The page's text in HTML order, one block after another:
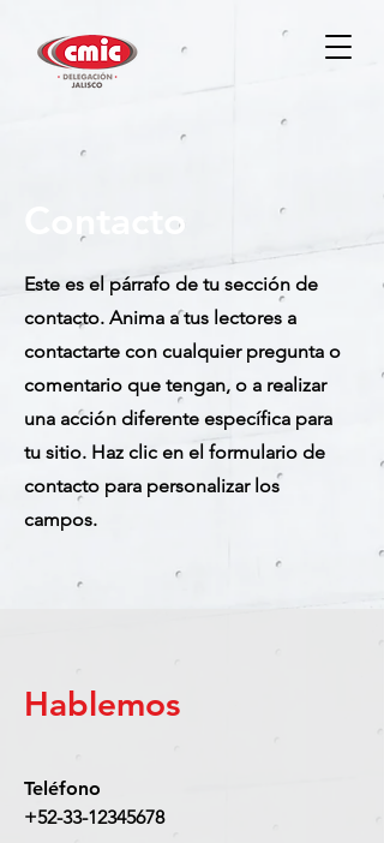
Contacto
Este es el párrafo de tu sección de
contacto. Anima a tus lectores a
contactarte con cualquier pregunta o
comentario que tengan, o a realizar
una acción diferente específica para
tu sitio. Haz clic en el formulario de
contacto para personalizar los
campos.
Hablemos
Teléfono
+52-33-12345678